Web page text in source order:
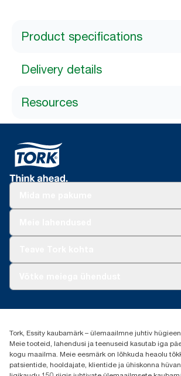
Product specifications
Delivery details
Resources
+37253322264
Leia Tork maaletooja
Essity Estonia OÜ
Reti Tee 9, Peetri alevik, Rae vald
Harju maakond
Tork, Essity kaubamärk – ülemaailmne juhtiv
Meie tooteid, lahendusi ja teenuseid kasutab iga
kogu maailma. Meie eesmärk on lõhkuda heaolu
patsientide, hooldajate, klientide ja ühiskonna